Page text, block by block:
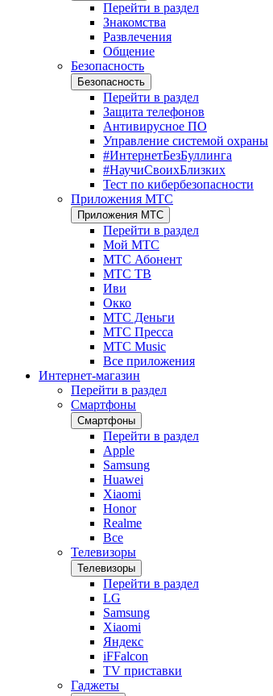
Перейти в раздел
Знакомства
Развлечения
Общение
Безопасность
Безопасность
Перейти в раздел
Защита телефонов
Антивирусное ПО
Управление системой охраны
#ИнтернетБезБуллинга
#НаучиСвоихБлизких
Тест по кибербезопасности
Приложения МТС
Приложения МТС
Перейти в раздел
Мой МТС
МТС Абонент
МТС ТВ
Иви
Окко
МТС Деньги
МТС Пресса
МТС Music
Все приложения
Интернет-магазин
Перейти в раздел
Смартфоны
Смартфоны
Перейти в раздел
Apple
Samsung
Huawei
Xiaomi
Honor
Realme
Все
Телевизоры
Телевизоры
Перейти в раздел
LG
Samsung
Xiaomi
Яндекс
iFFalcon
TV приставки
Гаджеты